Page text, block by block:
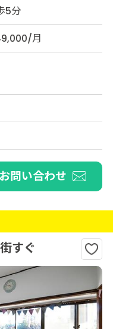
5分
月
お問い合わせ
すぐ